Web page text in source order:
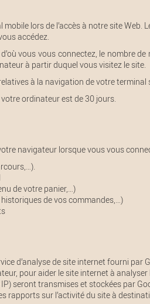
lors de l’accès à notre site Web.
accédez.
vous vous connectez, le nombre
à partir duquel vous visitez le site.
à la navigation de votre terminal
ordinateur est de 30 jours.
navigateur lorsque vous vous
de votre panier,…)
historiques de vos commandes,…)
d’analyse de site internet fourni par
pour aider le site internet à
seront transmises et stockées par
sur l’activité du site à